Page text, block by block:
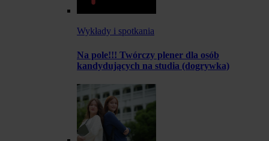
Wykłady i spotkania
Na pole!!! Twórczy plener dla osób
kandydujących na studia (dogrywka)